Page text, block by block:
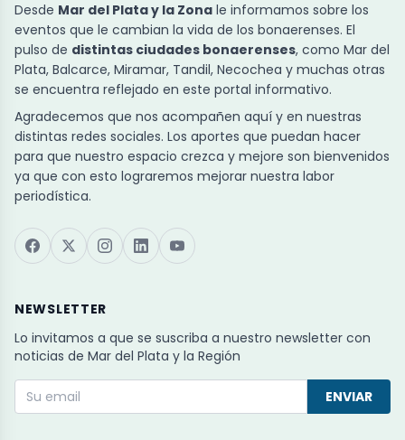
Desde Mar del Plata y la Zona le informamos sobre los
eventos que le cambian la vida de los bonaerenses. El
pulso de distintas ciudades bonaerenses, como Mar del
Plata, Balcarce, Miramar, Tandil, Necochea y muchas otras
se encuentra reflejado en este portal informativo.
Agradecemos que nos acompañen aquí y en nuestras
distintas redes sociales. Los aportes que puedan hacer
para que nuestro espacio crezca y mejore son bienvenidos
ya que con esto lograremos mejorar nuestra labor
periodística.
NEWSLETTER
Lo invitamos a que se suscriba a nuestro newsletter con
noticias de Mar del Plata y la Región
ENVIAR